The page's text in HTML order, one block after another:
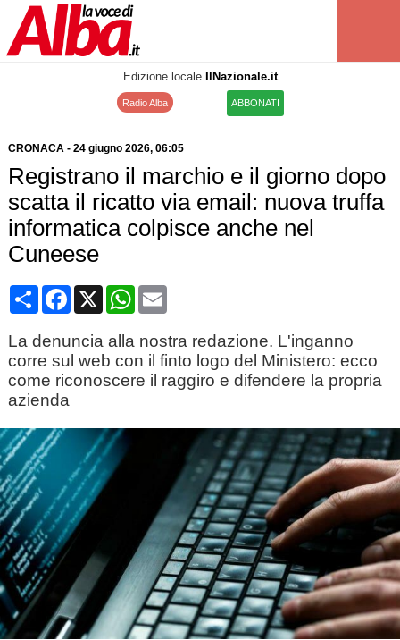
Edizione locale IlNazionale.it
Radio Alba ABBONATI
CRONACA- 24 giugno 2026, 06:05
Registrano il marchio e il giorno dopo
scatta il ricatto via email: nuova truffa
informatica colpisce anche nel
Cuneese
CondividiFacebook
X WhatsApp
Email
La denuncia alla nostra redazione. L'inganno
corre sul web con il finto logo del Ministero: ecco
come riconoscere il raggiro e difendere la propria
azienda